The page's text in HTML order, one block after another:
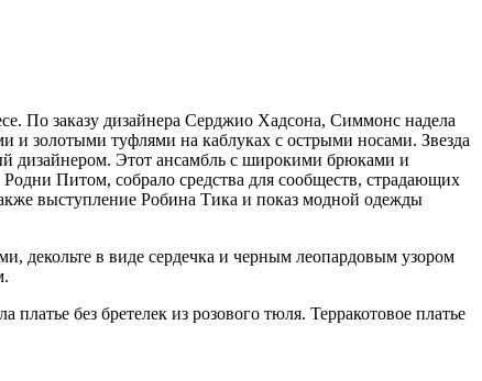
По заказу дизайнера Серджио Хадсона, Симмонс надела
и золотыми туфлями на каблуках с острыми носами. Звезда
дизайнером. Этот ансамбль с широкими брюками и
Питом, собрало средства для сообществ, страдающих
выступление Робина Тика и показ модной одежды
декольте в виде сердечка и черным леопардовым узором
без бретелек из розового тюля. Терракотовое платье